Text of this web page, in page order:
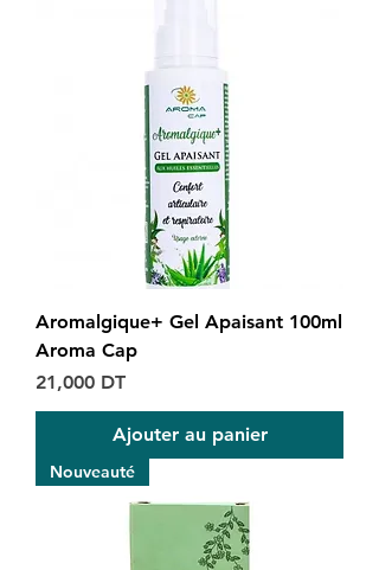
Aromalgique+ Gel Apaisant 100ml
Aroma Cap
Prix
21,000 DT
Ajouter au panier
Nouveauté